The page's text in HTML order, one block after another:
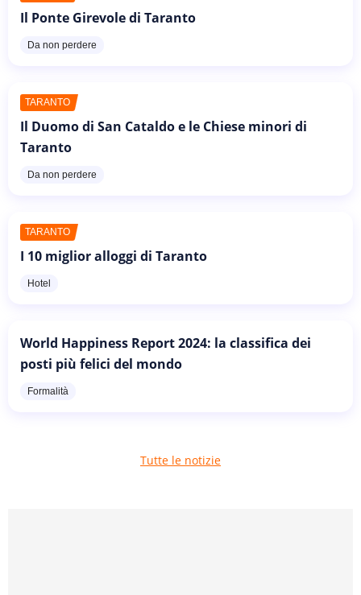
Il Ponte Girevole di Taranto
Da non perdere
TARANTO
Il Duomo di San Cataldo e le Chiese minori di
Taranto
Da non perdere
TARANTO
I 10 miglior alloggi di Taranto
Hotel
World Happiness Report 2024: la classifica dei
posti più felici del mondo
Formalità
Tutte le notizie